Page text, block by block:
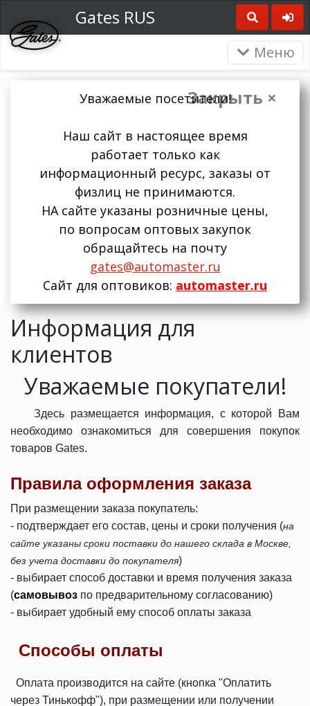
Gates RUS
Меню
Закрыть ×
Уважаемые посетители!
Наш сайт в настоящее время
работает только как
информационный ресурс, заказы от
физлиц не принимаются.
НА сайте указаны розничные цены,
по вопросам оптовых закупок
обращайтесь на почту
gates@automaster.ru
Сайт для оптовиков: automaster.ru
Информация для
клиентов
Уважаемые покупатели!
Здесь размещается информация, с которой Вам
необходимо ознакомиться для совершения покупок
товаров Gates.
Правила оформления заказа
При размещении заказа покупатель:
- подтверждает его состав, цены и сроки получения (на
сайте указаны сроки поставки до нашего склада в Москве,
без учета доставки до покупателя)
- выбирает способ доставки и время получения заказа
(самовывоз по предварительному согласованию)
- выбирает удобный ему способ оплаты заказа
Способы оплаты
Оплата производится на сайте (кнопка "Оплатить
через Тинькофф"), при размещении или получении